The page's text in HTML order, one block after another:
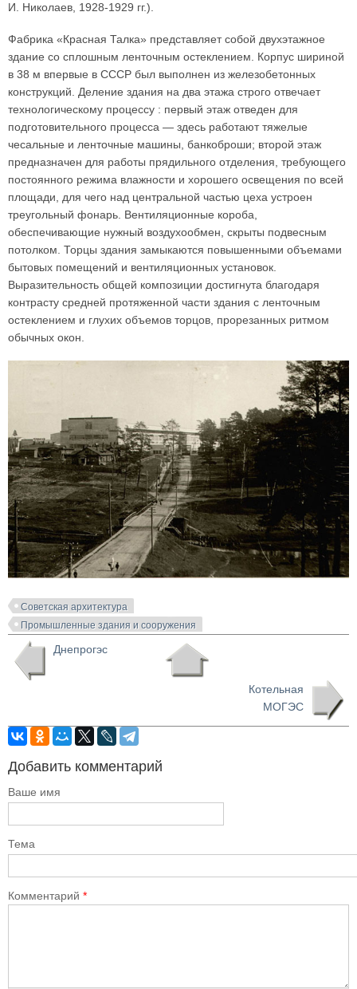
И. Николаев, 1928-1929 гг.).
Фабрика «Красная Талка» представляет собой двухэтажное
здание со сплошным ленточным остеклением. Корпус шириной
в 38 м впервые в СССР был выполнен из железобетонных
конструкций. Деление здания на два этажа строго отвечает
технологическому процессу : первый этаж отведен для
подготовительного процесса — здесь работают тяжелые
чесальные и ленточные ма­шины, банкоброши; второй этаж
предназначен для работы прядильного отделения, требующего
постоянного режима влажности и хорошего освещения по всей
площади, для чего над центральной частью цеха устроен
треугольный фонарь. Вентиляционные короба,
обеспечивающие нужный воздухообмен, скрыты подвесным
потолком. Торцы здания замыкаются повышенными объемами
бытовых помещений и вентиляционных установок.
Выразительность общей композиции достигнута благодаря
контрасту средней протяженной части здания с ленточным
остеклением и глухих объемов торцов, прорезанных ритмом
обычных окон.
Советская архитектура
Промышленные здания и сооружения
Днепрогэс
Котельная
МОГЭС
Добавить комментарий
Ваше имя
Тема
Комментарий *